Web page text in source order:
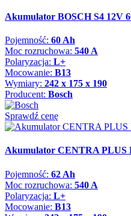
Akumulator BOSCH S4 12V
Pojemność: 60 Ah
Moc rozruchowa: 540 A
Polaryzacja: L+
Mocowanie: B13
Wymiary: 242 x 175 x 190
Producent: Bosch
Sprawdź cenę
Akumulator CENTRA PLUS
Pojemność: 62 Ah
Moc rozruchowa: 540 A
Polaryzacja: L+
Mocowanie: B13